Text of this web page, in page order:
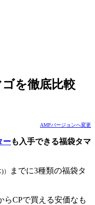
を徹底比較
AMPバージョンへ変更
ーも入手できる福袋タマ
までに3種類の福袋タ
らCPで買える安価なも